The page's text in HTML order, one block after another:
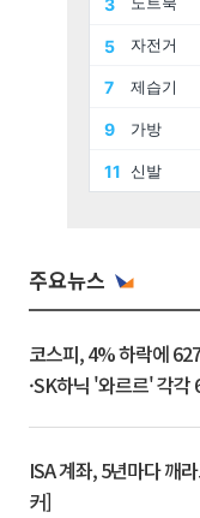
주요뉴스
코스피, 4% 하락에
·SK하닉 '와르르' 각
ISA 계좌, 5년마다 깨
커]